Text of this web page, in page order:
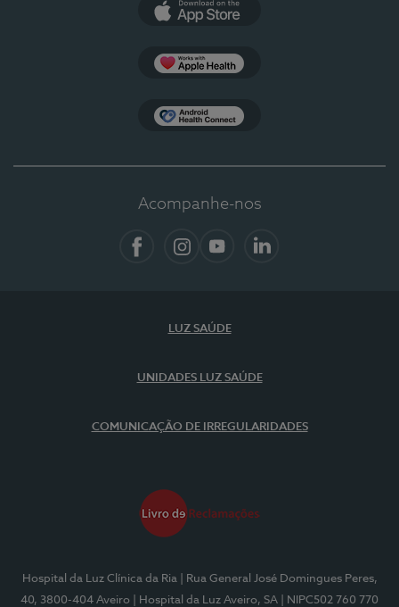
Acompanhe-nos
LUZ SAÚDE
UNIDADES LUZ SAÚDE
COMUNICAÇÃO DE IRREGULARIDADES
Hospital da Luz Clínica da Ria
| Rua General José Domingues Peres,
40, 3800-404 Aveiro
| Hospital da Luz Aveiro, SA | NIPC502 760 770